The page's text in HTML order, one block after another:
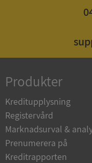
Produkter
Kreditupplysning
Registervård
Marknadsurval &
Prenumerera på
Kreditrapporten